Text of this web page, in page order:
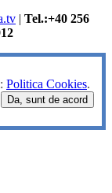
| Tel.:+40 256
Politica Cookies.
Da, sunt de acord